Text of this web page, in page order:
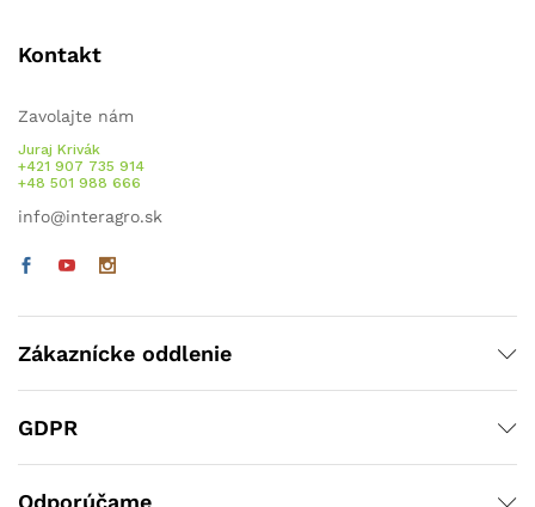
Kontakt
Zavolajte nám
Juraj Krivák
+421 907 735 914
+48 501 988 666
info@interagro.sk
Zákaznícke oddlenie
GDPR
Odporúčame